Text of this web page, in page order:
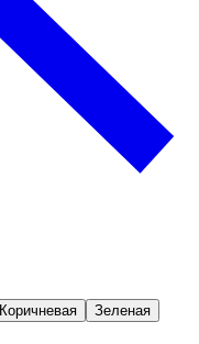
Коричневая Зеленая